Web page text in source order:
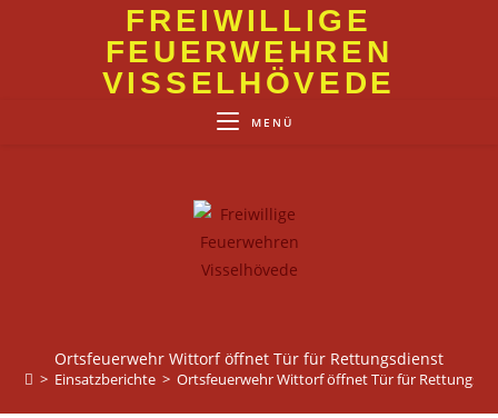
FREIWILLIGE
FEUERWEHREN
VISSELHÖVEDE
MENÜ
Ortsfeuerwehr Wittorf öffnet Tür für Rettungsdienst
> Einsatzberichte > Ortsfeuerwehr Wittorf öffnet Tür für